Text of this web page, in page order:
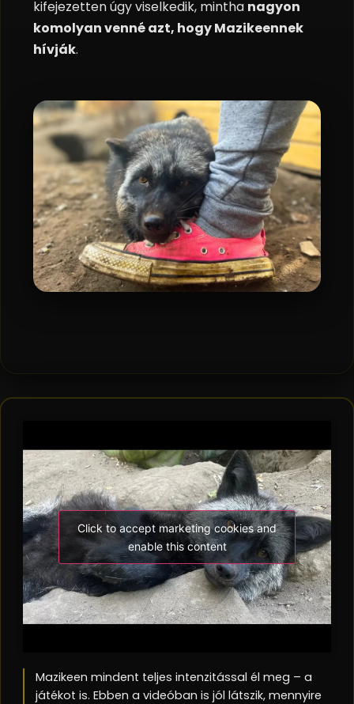
kifejezetten úgy viselkedik, mintha nagyon
komolyan venné azt, hogy Mazikeennek
hívják.
Mazikeen mindent teljes intenzitással él meg – a
játékot is. Ebben a videóban is jól látszik, mennyire
Click to accept marketing cookies and
enable this content